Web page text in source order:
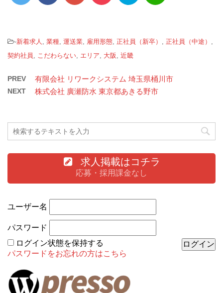
-新着求人 , 業種, 運送業, 雇用形態, 正社員（新卒） , 正社員（中途） ,
契約社員 , こだわらない, エリア, 大阪 , 近畿
PREV 有限会社 リワークシステム 埼玉県桶川市
NEXT 株式会社 廣瀬防水 東京都あきる野市
求人掲載はコチラ
応募・採用課金なし
ユーザー名
パスワード
ログイン状態を保持する
パスワードをお忘れの方はこちら